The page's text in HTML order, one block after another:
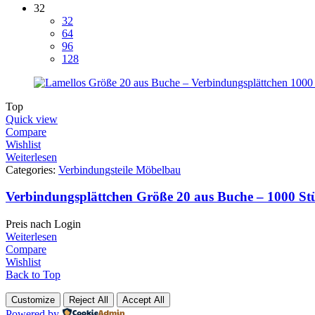
32
32
64
96
128
Top
Quick view
Compare
Wishlist
Weiterlesen
Categories: Verbindungsteile Möbelbau
Verbindungsplättchen Größe 20 aus Buche – 1000
Preis nach Login
Weiterlesen
Compare
Wishlist
Back to Top
Customize Reject All Accept All